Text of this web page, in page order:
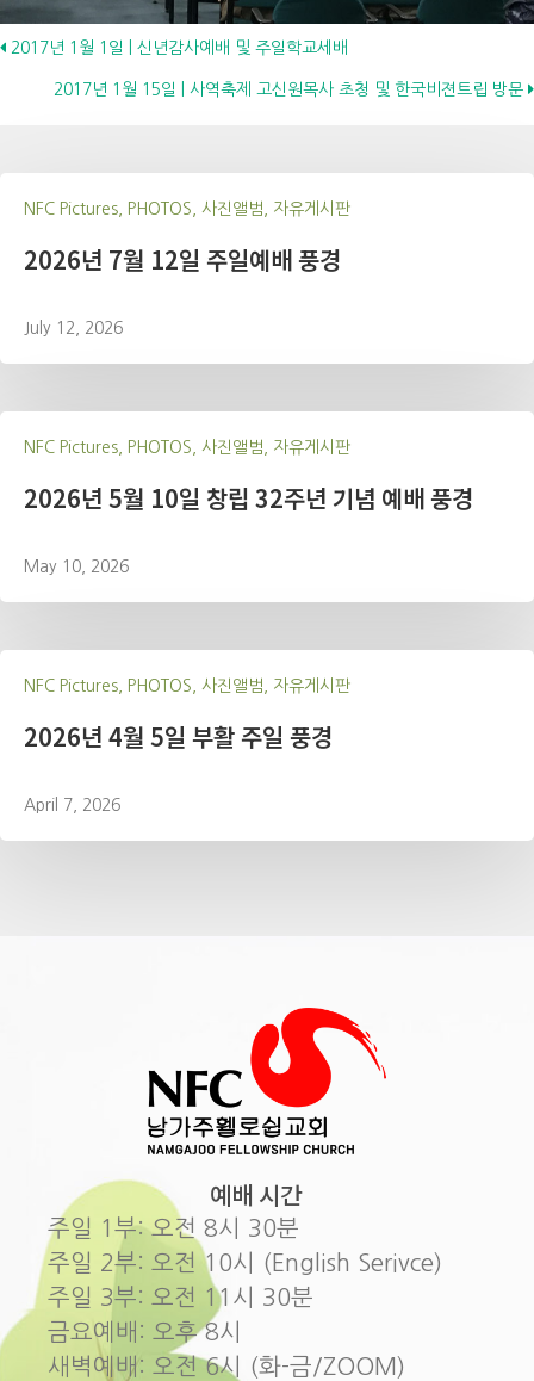
Posts
navigation
2017년 1월 1일 | 신년감사예배 및 주일학교세배
2017년 1월 15일 | 사역축제 고신원목사 초청 및 한국비젼트립 방문
NFC Pictures, PHOTOS, 사진앨범, 자유게시판
2026년 7월 12일 주일예배 풍경
July 12, 2026
NFC Pictures, PHOTOS, 사진앨범, 자유게시판
2026년 5월 10일 창립 32주년 기념 예배 풍경
May 10, 2026
NFC Pictures, PHOTOS, 사진앨범, 자유게시판
2026년 4월 5일 부활 주일 풍경
April 7, 2026
예배 시간
주일 1부: 오전 8시 30분
주일 2부: 오전 10시 (English Serivce)
주일 3부: 오전 11시 30분
금요예배: 오후 8시
새벽예배: 오전 6시 (화-금/ZOOM)